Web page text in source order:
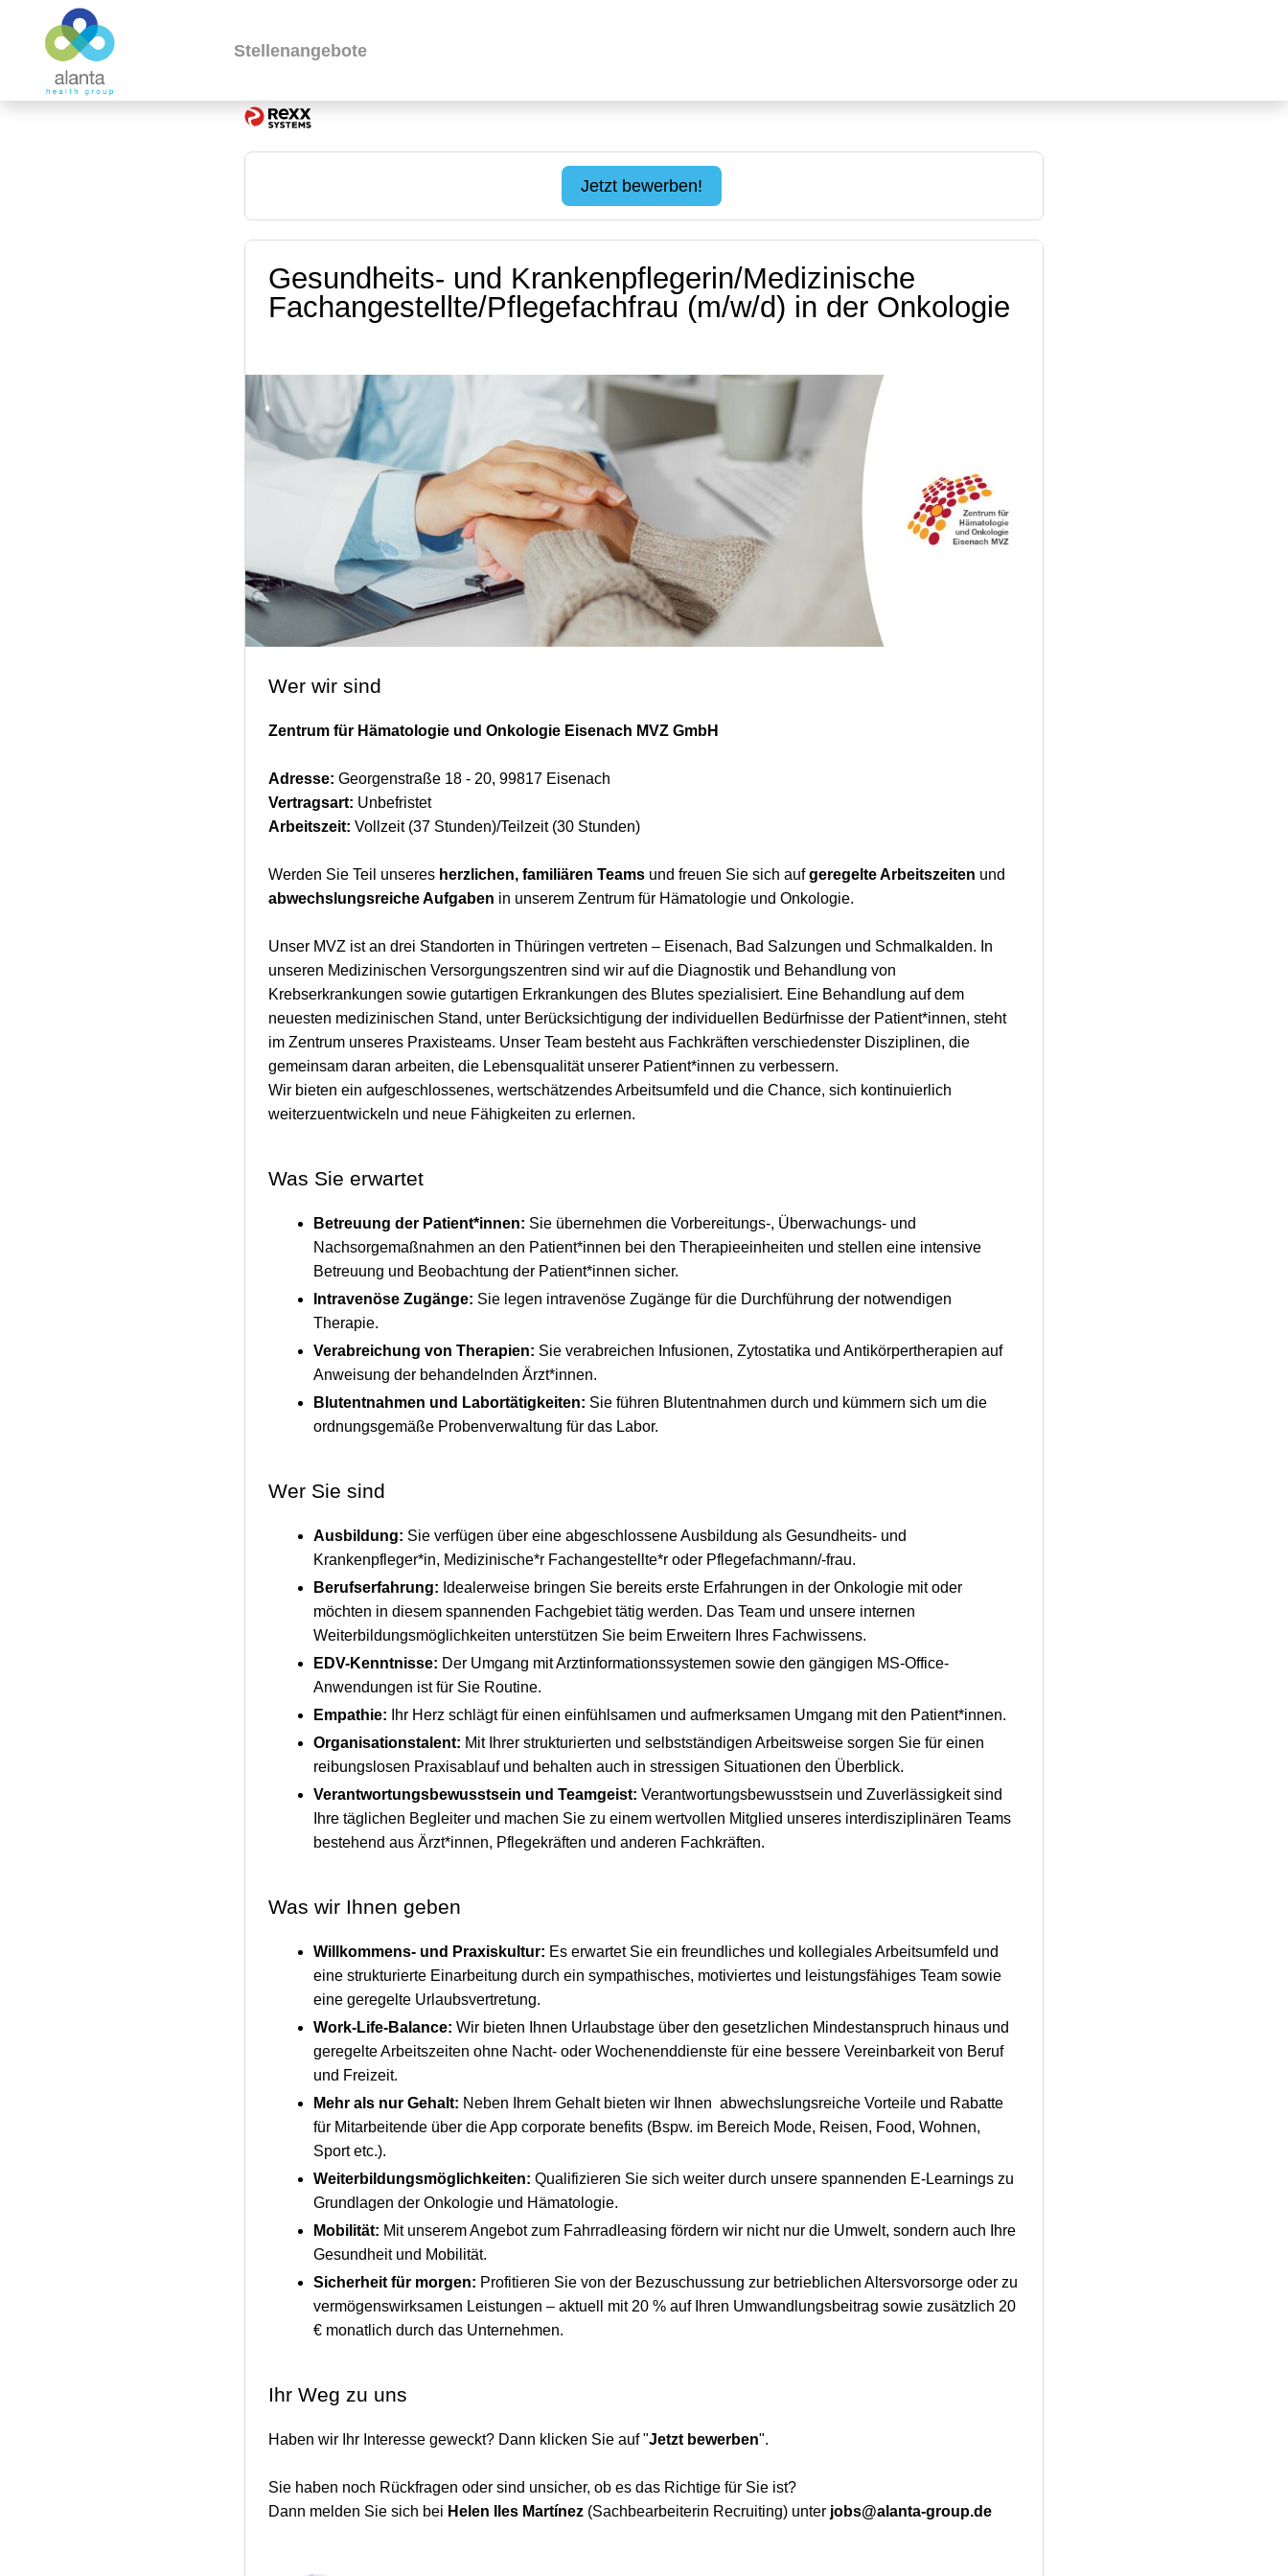
Stellenangebote
Jetzt bewerben!
Gesundheits- und Krankenpflegerin/Medizinische
Fachangestellte/Pflegefachfrau (m/w/d) in der Onkologie
Wer wir sind
Zentrum für Hämatologie und Onkologie Eisenach MVZ GmbH
Adresse: Georgenstraße 18 - 20, 99817 Eisenach
Vertragsart: Unbefristet
Arbeitszeit: Vollzeit (37 Stunden)/Teilzeit (30 Stunden)
Werden Sie Teil unseres herzlichen, familiären Teams und freuen Sie sich aufgeregelte Arbeitszeiten und
abwechslungsreiche Aufgaben in unserem Zentrum für Hämatologie und Onkologie.
Unser MVZ ist an drei Standorten in Thüringen vertreten – Eisenach, Bad Salzungen und Schmalkalden. In
unseren Medizinischen Versorgungszentren sind wir auf die Diagnostik und Behandlung von
Krebserkrankungen sowie gutartigen Erkrankungen des Blutes spezialisiert. Eine Behandlung auf dem
neuesten medizinischen Stand, unter Berücksichtigung der individuellen Bedürfnisse der Patient*innen, steht
im Zentrum unseres Praxisteams. Unser Team besteht aus Fachkräften verschiedenster Disziplinen, die
gemeinsam daran arbeiten, die Lebensqualität unserer Patient*innen zu verbessern.
Wir bieten ein aufgeschlossenes, wertschätzendes Arbeitsumfeld und die Chance, sich kontinuierlich
weiterzuentwickeln und neue Fähigkeiten zu erlernen.
Was Sie erwartet
Betreuung der Patient*innen: Sie übernehmen die Vorbereitungs-, Überwachungs- und
Nachsorgemaßnahmen an den Patient*innen bei den Therapieeinheiten und stellen eine intensive
Betreuung und Beobachtung der Patient*innen sicher.
Intravenöse Zugänge: Sie legen intravenöse Zugänge für die Durchführung der notwendigen
Therapie.
Verabreichung von Therapien: Sie verabreichen Infusionen, Zytostatika und Antikörpertherapien auf
Anweisung der behandelnden Ärzt*innen.
Blutentnahmen und Labortätigkeiten: Sie führen Blutentnahmen durch und kümmern sich um die
ordnungsgemäße Probenverwaltung für das Labor.
Wer Sie sind
Ausbildung: Sie verfügen über eine abgeschlossene Ausbildung als Gesundheits- und
Krankenpfleger*in, Medizinische*r Fachangestellte*r oder Pflegefachmann/-frau.
Berufserfahrung: Idealerweise bringen Sie bereits erste Erfahrungen in der Onkologie mit oder
möchten in diesem spannenden Fachgebiet tätig werden. Das Team und unsere internen
Weiterbildungsmöglichkeiten unterstützen Sie beim Erweitern Ihres Fachwissens.
EDV-Kenntnisse: Der Umgang mit Arztinformationssystemen sowie den gängigen MS-Office-
Anwendungen ist für Sie Routine.
Empathie: Ihr Herz schlägt für einen einfühlsamen und aufmerksamen Umgang mit den Patient*innen.
Organisationstalent: Mit Ihrer strukturierten und selbstständigen Arbeitsweise sorgen Sie für einen
reibungslosen Praxisablauf und behalten auch in stressigen Situationen den Überblick.
Verantwortungsbewusstsein und Teamgeist: Verantwortungsbewusstsein und Zuverlässigkeit sind
Ihre täglichen Begleiter und machen Sie zu einem wertvollen Mitglied unseres interdisziplinären Teams
bestehend aus Ärzt*innen, Pflegekräften und anderen Fachkräften.
Was wir Ihnen geben
Willkommens- und Praxiskultur: Es erwartet Sie ein freundliches und kollegiales Arbeitsumfeld und
eine strukturierte Einarbeitung durch ein sympathisches, motiviertes und leistungsfähiges Team sowie
eine geregelte Urlaubsvertretung.
Work-Life-Balance: Wir bieten Ihnen Urlaubstage über den gesetzlichen Mindestanspruch hinaus und
geregelte Arbeitszeiten ohne Nacht- oder Wochenenddienste für eine bessere Vereinbarkeit von Beruf
und Freizeit.
Mehr als nur Gehalt: Neben Ihrem Gehalt bieten wir Ihnen abwechslungsreiche Vorteile und Rabatte
für Mitarbeitende über die App corporate benefits (Bspw. im Bereich Mode, Reisen, Food, Wohnen,
Sport etc.).
Weiterbildungsmöglichkeiten: Qualifizieren Sie sich weiter durch unsere spannenden E-Learnings zu
Grundlagen der Onkologie und Hämatologie.
Mobilität: Mit unserem Angebot zum Fahrradleasing fördern wir nicht nur die Umwelt, sondern auch Ihre
Gesundheit und Mobilität.
Sicherheit für morgen: Profitieren Sie von der Bezuschussung zur betrieblichen Altersvorsorge oder zu
vermögenswirksamen Leistungen – aktuell mit 20 % auf Ihren Umwandlungsbeitrag sowie zusätzlich 20
€ monatlich durch das Unternehmen.
Ihr Weg zu uns
Haben wir Ihr Interesse geweckt? Dann klicken Sie auf "Jetzt bewerben".
Sie haben noch Rückfragen oder sind unsicher, ob es das Richtige für Sie ist?
Dann melden Sie sich bei Helen Iles Martínez (Sachbearbeiterin Recruiting) unter jobs@alanta-group.de